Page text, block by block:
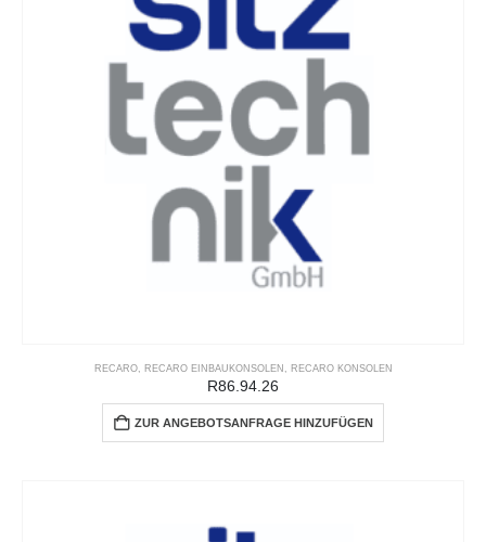
RECARO, RECARO EINBAUKONSOLEN RECARO KONSOLEN
R86.94.26
ZUR ANGEBOTSANFRAGE HINZUFÜGEN